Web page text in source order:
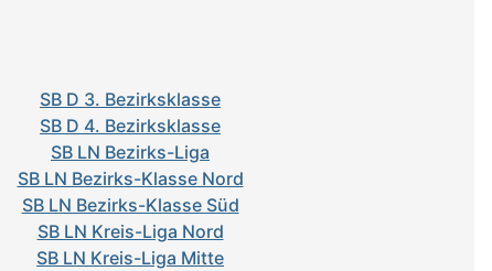
SB D 3. Bezirksklasse
SB D 4. Bezirksklasse
SB LN Bezirks-Liga
SB LN Bezirks-Klasse Nord
SB LN Bezirks-Klasse Süd
SB LN Kreis-Liga Nord
SB LN Kreis-Liga Mitte